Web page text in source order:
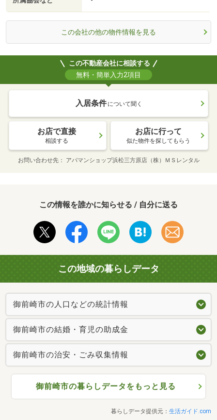
この会社の他の物件情報を見る
この不動産会社に相談する
無料・簡単入力2項目
入居条件 について聞く
お店で直接
相談する
お店に行って
似た物件を探してもらう
お問い合わせ先 アパマンショップ浜松三方原店（株）ＭＳレンタル
この情報を誰かに知らせる / 自分に送る
この地域の暮らしデータ
御前崎市の人口などの統計情報
御前崎市の結婚・育児の助成金
御前崎市の治安・ごみ収集情報
御前崎市の暮らしデータをもっと見る
暮らしデータ提供元： 生活ガイド.com